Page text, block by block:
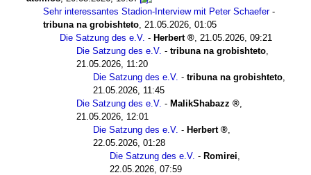
Sehr interessantes Stadion-Interview mit Peter Schaefer-
tribuna na grobishteto 21.05.2026, 01:05
Die Satzung des e.V. - Herbert
21.05.2026, 09:21
Die Satzung des e.V. - tribuna na grobishteto
21.05.2026, 11:20
Die Satzung des e.V. - tribuna na grobishteto
21.05.2026, 11:45
Die Satzung des e.V. - MalikShabazz
21.05.2026, 12:01
Die Satzung des e.V. - Herbert
22.05.2026, 01:28
Die Satzung des e.V. - Romirei
22.05.2026, 07:59